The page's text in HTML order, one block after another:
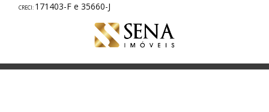
171403-F e 35660-J